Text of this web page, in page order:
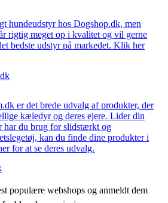
hundeudstyr hos Dogshop.dk, men
rigtig meget op i kvalitet og vil gerne
bedste udstyr på markedet. Klik her
er det brede udvalg af produkter, der
kæledyr og deres ejere. Lider din
har du brug for slidstærkt og
kan du finde dine produkter i
for at se deres udvalg.
populære webshops og anmeldt dem